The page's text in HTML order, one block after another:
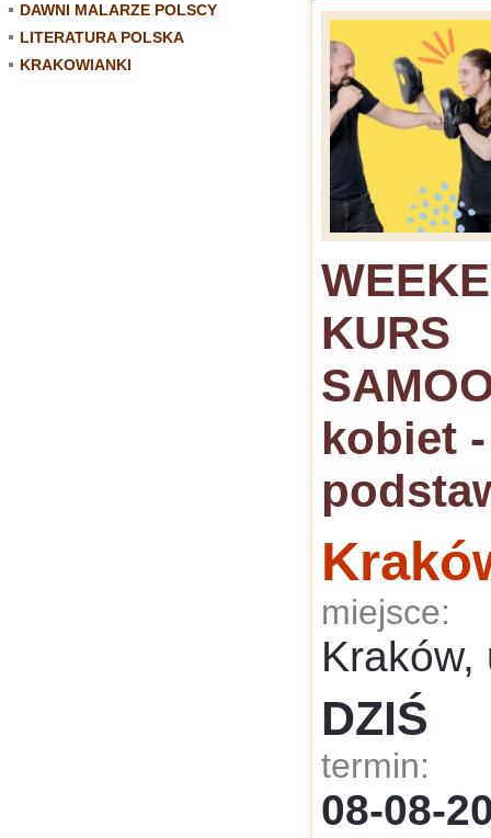
DAWNI MALARZE POLSCY
LITERATURA POLSKA
KRAKOWIANKI
KURS
kobiet
miejsce:
Kraków,
DZIŚ
termin:
08-08-